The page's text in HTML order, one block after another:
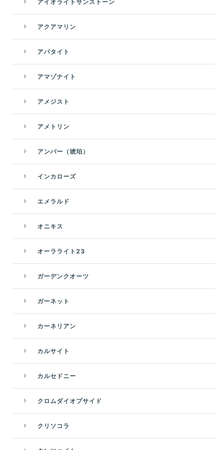
アイオライトサンストーン
アクアマリン
アパタイト
アマゾナイト
アメジスト
アメトリン
アンバー（琥珀）
インカローズ
エメラルド
オニキス
オーラライト23
ガーデンクオーツ
ガーネット
カーネリアン
カルサイト
カルセドニー
クロムダイオプサイド
クリソコラ